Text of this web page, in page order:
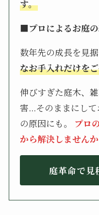
す。
■プロによるお庭
数年先の成長を見
なお手入れだけを
伸びすぎた庭木、
害...そのままにし
の原因にも。
プロ
から解決しません
庭革命で見